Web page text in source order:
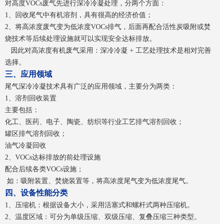
对高度VOCs废气先进行深冷冷凝处理，分两个方面：
1、回收尾气中有机溶剂，具有很高的经济价值；
2、将高浓度废气变为低浓度VOCs排气，后面再配合活性炭吸附或焚
烧技术等后续处理设施就可以实现安全达标排放。
因此对高浓度有机废气采用：深冷冷凝 + 工艺处理技术是相对完善
选择。
三、应用领域
尾气深冷冷凝技术具有广泛的应用领域，主要分为两类：
1、溶剂回收装置
主要包括：
化工、医药、电子、陶瓷、纺织等行业工艺排气溶剂回收；
罐区排气溶剂回收；
油气冷凝回收
2、VOCs达标排放的前处理设施
配合后续各类VOCs设施；
如：吸附装置、焚烧装置等，将高浓度尾气变为低浓度尾气。
四、设备性能分类
1、压缩机：根据设备大小，采用活塞式和螺杆式两种压缩机。
2、温度区域：可分为单级压缩、双级压缩、复叠压缩三种类型。